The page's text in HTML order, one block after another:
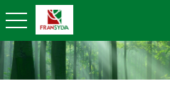
toggle navigation